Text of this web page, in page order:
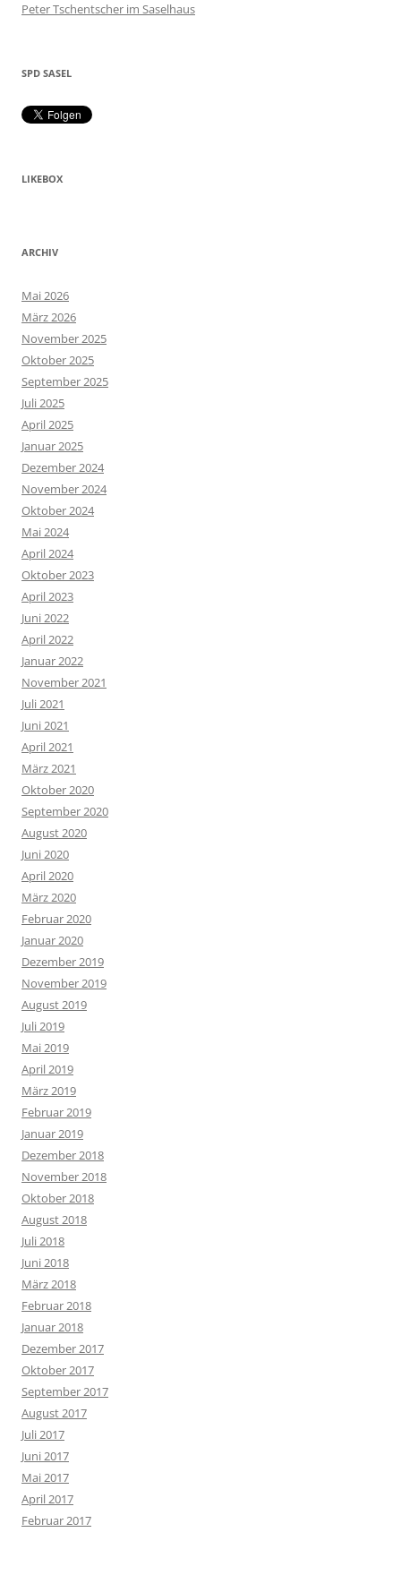
Peter Tschentscher im Saselhaus
SPD SASEL
LIKEBOX
ARCHIV
Mai 2026
März 2026
November 2025
Oktober 2025
September 2025
Juli 2025
April 2025
Januar 2025
Dezember 2024
November 2024
Oktober 2024
Mai 2024
April 2024
Oktober 2023
April 2023
Juni 2022
April 2022
Januar 2022
November 2021
Juli 2021
Juni 2021
April 2021
März 2021
Oktober 2020
September 2020
August 2020
Juni 2020
April 2020
März 2020
Februar 2020
Januar 2020
Dezember 2019
November 2019
August 2019
Juli 2019
Mai 2019
April 2019
März 2019
Februar 2019
Januar 2019
Dezember 2018
November 2018
Oktober 2018
August 2018
Juli 2018
Juni 2018
März 2018
Februar 2018
Januar 2018
Dezember 2017
Oktober 2017
September 2017
August 2017
Juli 2017
Juni 2017
Mai 2017
April 2017
Februar 2017